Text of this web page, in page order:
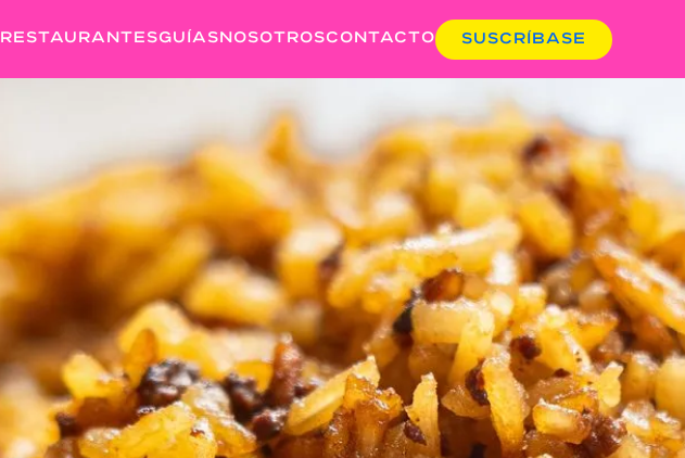
RESTAURANTESGUÍASNOSOTROSCONTACTO SUSCRÍBASE